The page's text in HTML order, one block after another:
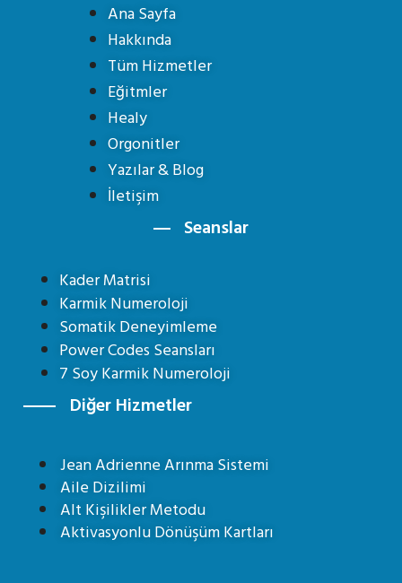
Ana Sayfa
Hakkında
Tüm Hizmetler
Eğitmler
Healy
Orgonitler
Yazılar & Blog
İletişim
Seanslar
Kader Matrisi
Karmik Numeroloji
Somatik Deneyimleme
Power Codes Seansları
7 Soy Karmik Numeroloji
Diğer Hizmetler
Jean Adrienne Arınma Sistemi
Aile Dizilimi
Alt Kişilikler Metodu
Aktivasyonlu Dönüşüm Kartları